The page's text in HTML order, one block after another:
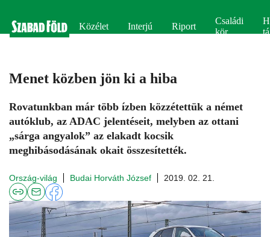
Közélet Interjú Riport
Családi
kör
Menet közben jön ki a hiba
Rovatunkban már több ízben közzétettük a német
autóklub, az ADAC jelentéseit, melyben az ottani
„sárga angyalok” az elakadt kocsik
meghibásodásának okait összesítették.
Ország-világ Budai Horváth József 2019. 02. 21.